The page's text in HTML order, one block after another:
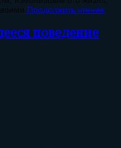
Продолжить чтение
поведение